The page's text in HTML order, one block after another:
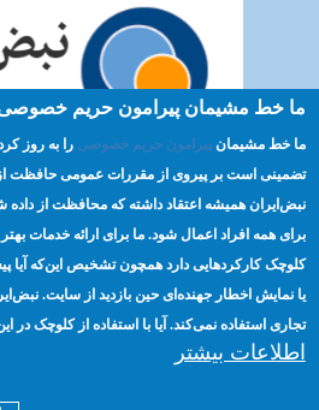
استفاده از اینترنت برای
Footer
menu
صفحه اصلی
انتخابات
منابع
ما خط مشیمان پیرامون حریم خصوصی
ما خط مشیمانپیرامون حریم خصوصی را به روز
نبض‌ایران همیشه اعتقاد داشته که محافظت از
برای همه افراد اعمال شود. ما برای ارائه خدمات
کلوچک کارکردهایی دارد همچون تشخیص این‌که آیا
یا نمایش اخطار جهنده‌ای حین بازدید از سایت.
تجاری استفاده نمی‌کند. آیا با استفاده از کلوچک
اطلاعات بیشتر